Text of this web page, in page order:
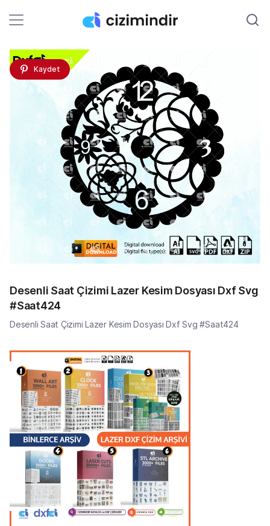
Kaydet
Desenli Saat Çizimi Lazer Kesim Dosyası Dxf Svg
#Saat424
Desenli Saat Çizimi Lazer Kesim Dosyası Dxf Svg #Saat424